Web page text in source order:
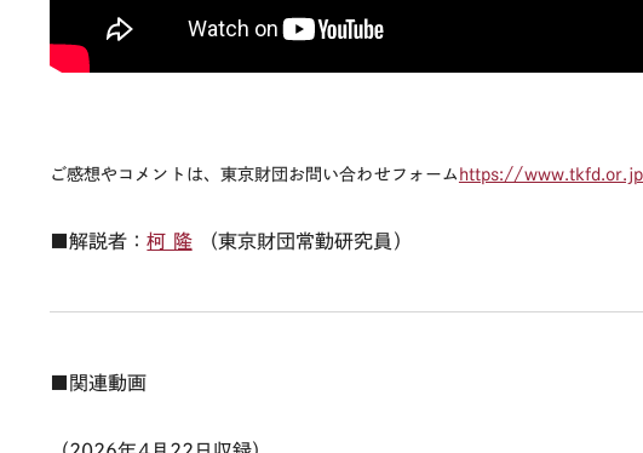
ご感想やコメントは、東京財団お問い合わせフォーム https://
■解説者：柯 隆（東京財団常勤研究員）
■関連動画